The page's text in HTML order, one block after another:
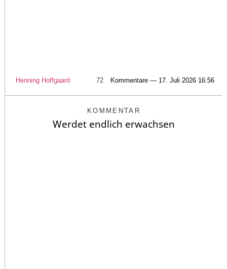
Henning Hoffgaard 72 Kommentare — 17. Juli 2026 16:56
KOMMENTAR
Werdet endlich erwachsen